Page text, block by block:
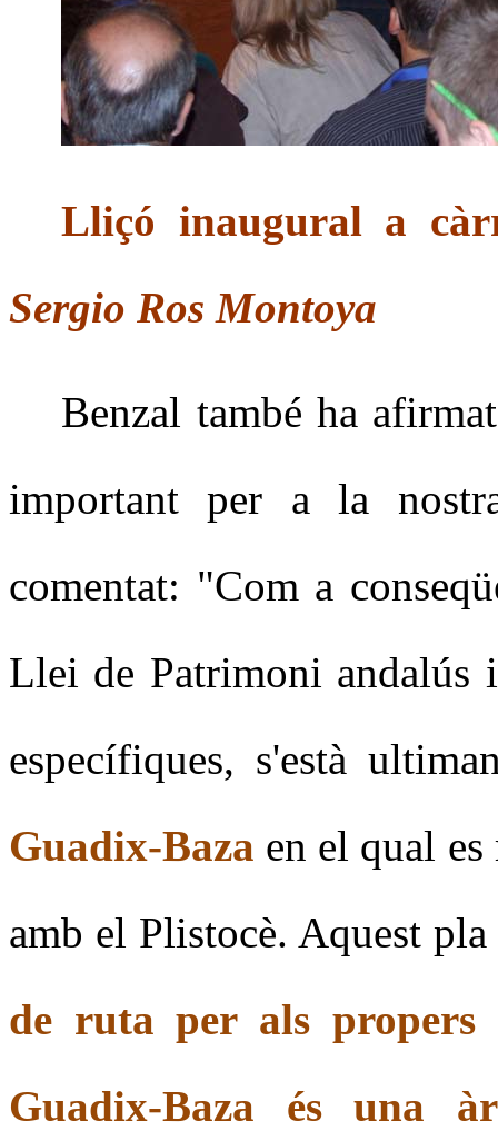
Lliçó inaugural a
Sergio Ros Montoya
Benzal també ha
important per a la
comentat: "Com a
Llei de Patrimoni andalús
específiques, s'està
Guadix-Baza en el qual
amb el Plistocè. Aquest
de ruta per als propers
Guadix-Baza és una